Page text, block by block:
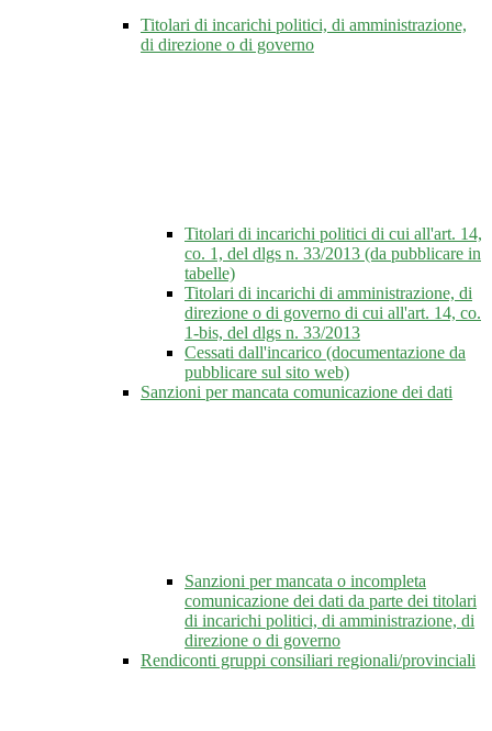
Titolari di incarichi politici, di amministrazione,
di direzione o di governo
Titolari di incarichi politici di cui all'art. 14,
co. 1, del dlgs n. 33/2013 (da pubblicare in
tabelle)
Titolari di incarichi di amministrazione, di
direzione o di governo di cui all'art. 14, co.
1-bis, del dlgs n. 33/2013
Cessati dall'incarico (documentazione da
pubblicare sul sito web)
Sanzioni per mancata comunicazione dei dati
Sanzioni per mancata o incompleta
comunicazione dei dati da parte dei titolari
di incarichi politici, di amministrazione, di
direzione o di governo
Rendiconti gruppi consiliari regionali/provinciali